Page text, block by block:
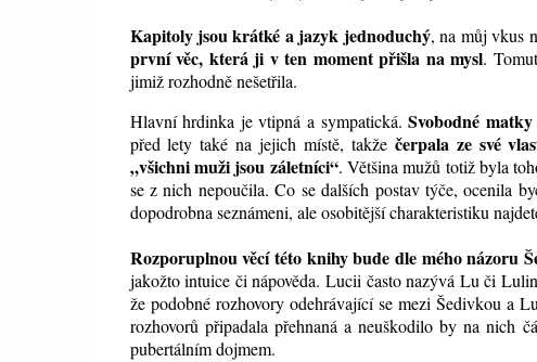
Kapitoly jsou krátké a jazyk jednoduchý, na můj vkus
první věc, která ji v ten moment přišla na mysl.
jimiž rozhodně nešetřila.
Hlavní hrdinka je vtipná a sympatická.Svobodné
před lety také na jejich místě, takže čerpala ze své
„všichni muži jsou záletníci“. Většina mužů totiž byla
se z nich nepoučila. Co se dalších postav týče, ocenila
dopodrobna seznámeni, ale osobitější charakteristiku
Rozporuplnou věcí této knihy bude dle mého názoru
jakožto intuice či nápověda. Lucii často nazývá Lu či
že podobné rozhovory odehrávající se mezi Šedivkou a
rozhovorů připadala přehnaná a neuškodilo by na nich
pubertálním dojmem.